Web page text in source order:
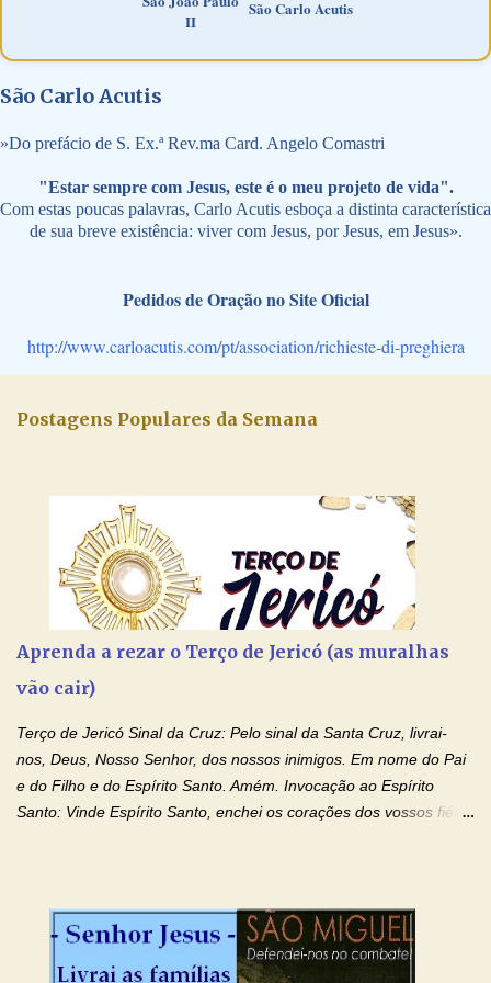
II
São Carlo Acutis
São Carlo Acutis
»Do prefácio de S. Ex.ª Rev.ma Card. Angelo Comastri
"Estar sempre com Jesus, este é o meu projeto de vida".
Com estas poucas palavras, Carlo Acutis esboça a distinta característica
de sua breve existência: viver com Jesus, por Jesus, em Jesus».
Pedidos de Oração no Site Oficial
http://www.carloacutis.com/pt/association/richieste-di-preghiera
Postagens Populares da Semana
Aprenda a rezar o Terço de Jericó (as muralhas
vão cair)
Terço de Jericó Sinal da Cruz: Pelo sinal da Santa Cruz, livrai-
nos, Deus, Nosso Senhor, dos nossos inimigos. Em nome do Pai
e do Filho e do Espírito Santo. Amém. Invocação ao Espírito
Santo: Vinde Espírito Santo, enchei os corações dos vossos fiéis
Santo, fazei que apreciemos retamente todas as coisas segundo
o mesmo Espírito e gozemos sempre da sua consolação. Por
Cristo, Senhor Nosso. Amém. Creio: Creio em Deus Pai Todo-